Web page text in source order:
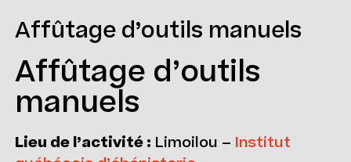
Affûtage d’outils manuels
Affûtage d’outils
manuels
Lieu de l’activité : Limoilou – Institut